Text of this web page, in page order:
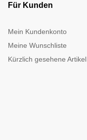
Für Kunden
Mein Kundenkonto
Meine Wunschliste
Kürzlich gesehene Artikel